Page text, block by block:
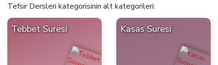
Tefsir Dersleri kategorisinin alt kategorileri:
Tebbet Suresi Kasas Suresi